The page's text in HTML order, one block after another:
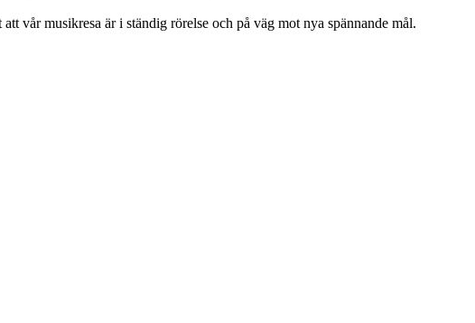
vår musikresa är i ständig rörelse och på väg mot nya spännande mål.